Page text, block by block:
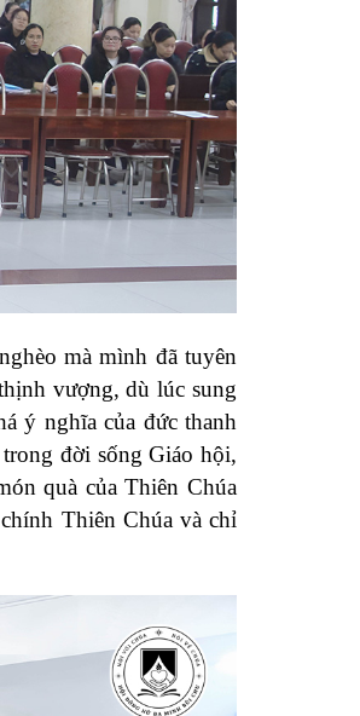
mà mình đã tuyên
vượng, dù lúc sung
ý nghĩa của đức thanh
trong đời sống Giáo hội,
quà của Thiên Chúa
Thiên Chúa và chỉ